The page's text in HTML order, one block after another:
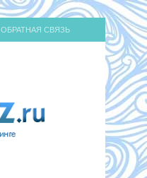
ОБРАТНАЯ СВЯЗЬ